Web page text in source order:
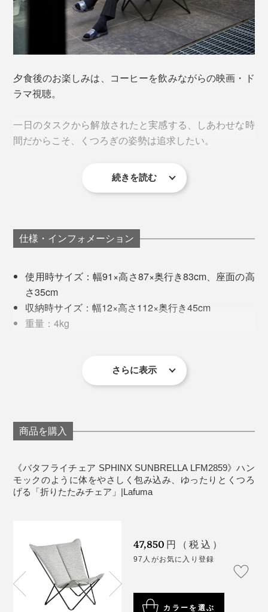
しなやかな中材には、通気性・透湿性に優れたポリエス
組み立ては、至ってシンプル。
1. フレームを広げる
3. 内側のマジックテープで固定する
夕食後のお楽しみは、コーヒーを飲みながらの映画・ド
ラマ視聴。
一日のタスクから解放されたと実感する、しあわせな時
間だからこそ、くつろぎの姿勢は追求したい。
いいソファを買いたいけど、スペースの問題でここ何年
『Lafuma』のリクライニングチェア
れど、どうやらそのスペースもない……。
「SPHINXアームチェア」は、そんなわが家のサイズ感
にぴったりでした。
身長150cmの小柄体型な私のベスト姿勢は「あぐら」。
続きを読む
仕様・インフォメーション
使用時サイズ：幅91×高さ87×奥行き83cm、座面の高
さ35cm
収納時サイズ：幅12×高さ112×奥行き45cm
重量：4kg
Tundra Sunbrella）、［ジョイント］エラストマー
生産国：フランス
さらに表示
商品を購入
《バタフライチェア SPHINX SUNBRELLA LFM2859》ハン
モックのように体をやさしく包み込み、ゆったりとくつろ
げる「折りたたみチェア」|Lafuma
47,850 円（税込）
97人がお気に入り登録
カラーを選ぶ